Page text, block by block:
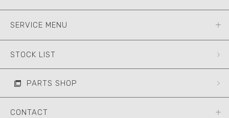
SERVICE MENU
STOCK LIST
PARTS SHOP
CONTACT